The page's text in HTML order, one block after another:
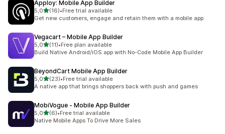
Apploy: Mobile App Builder
5,0stelle su 5
(16)
16 recensioni totali
•Free trial available
Get new customers, engage and retain them with a mobile app
Vegacart – Mobile App Builder
5,0stelle su 5
(11)
11 recensioni totali
•Free plan available
Build Native Android/iOS app with No-Code Mobile App Builder
BeyondCart Mobile App Builder
5,0stelle su 5
(23)
23 recensioni totali
•Free trial available
A native app that brings shoppers back with push and games
MobiVogue ‑ Mobile App Builder
5,0stelle su 5
(6)
6 recensioni totali
•Free trial available
Native Mobile Apps To Drive More Sales